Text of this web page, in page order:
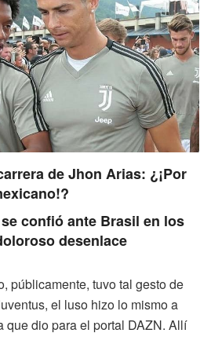
de Jhon Arias: ¿¡Por
confió ante Brasil en los
desenlace
públicamente, tuvo tal gesto de
el luso hizo lo mismo a
que dio para el portal DAZN. Allí